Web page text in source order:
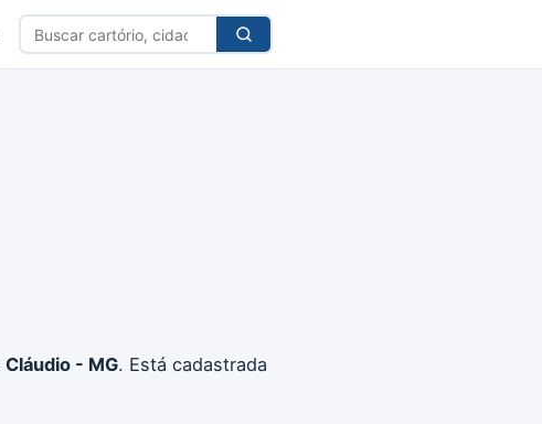
Buscar
cartório
Cláudio - MG. Está cadastrada